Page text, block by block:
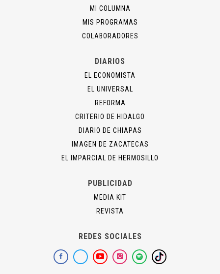
MI COLUMNA
MIS PROGRAMAS
COLABORADORES
DIARIOS
EL ECONOMISTA
EL UNIVERSAL
REFORMA
CRITERIO DE HIDALGO
DIARIO DE CHIAPAS
IMAGEN DE ZACATECAS
EL IMPARCIAL DE HERMOSILLO
PUBLICIDAD
MEDIA KIT
REVISTA
REDES SOCIALES